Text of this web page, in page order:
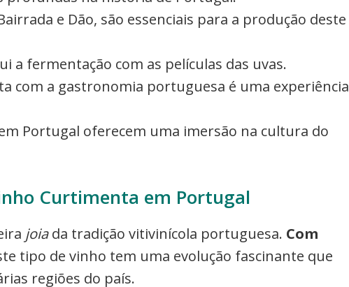
e Dão, são essenciais para a produção deste
a fermentação com as películas das uvas.
com a gastronomia portuguesa é uma experiência
Portugal oferecem uma imersão na cultura do
Curtimenta em Portugal
joiada tradição vitivinícola portuguesa. Com
tipo de vinho tem uma evolução fascinante que
regiões do país.